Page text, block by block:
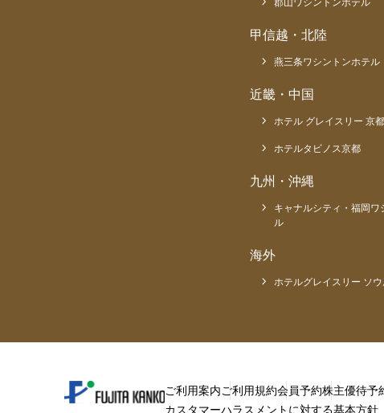
郡山ワシントンホテル
甲信越・北陸
燕三条ワシントンホテル
近畿・中国
ホテル グレイスリー 京
ホテルタビノス京都
九州・沖縄
キャナルシティ・福岡ワ
ル
海外
ホテルグレイスリー ソ
ご利用案内ご利用規約会員予約株主優待予
カスタマーハラスメントに対する基本方針